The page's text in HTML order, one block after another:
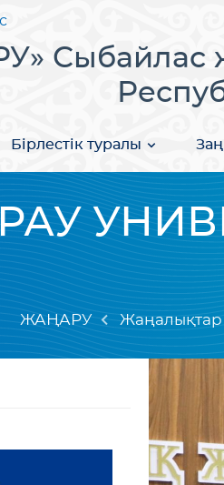
Сыбайлас
Бірлестік туралы
ЖАҢАРУ Жаңалықтар